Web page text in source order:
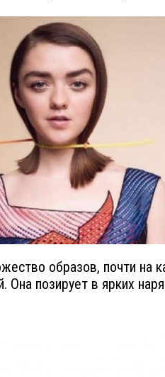
образов, почти на
Она позирует в ярких